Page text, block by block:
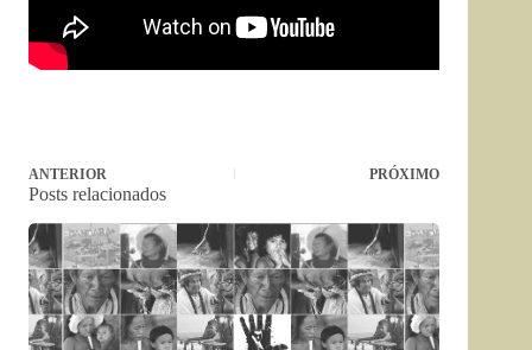
ANTERIOR PRÓXIMO
Posts relacionados